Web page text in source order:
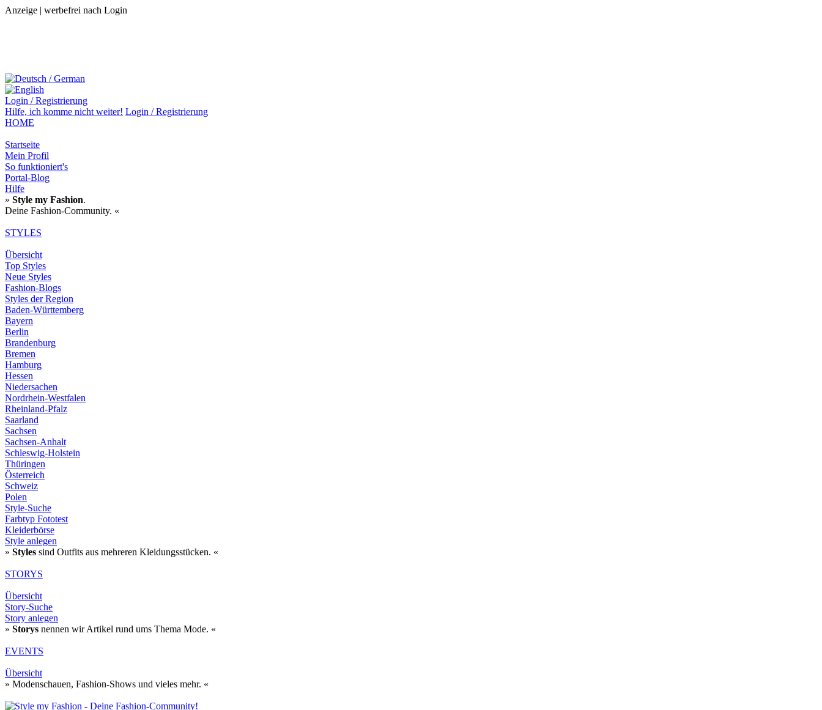
Anzeige | werbefrei nach Login
Login / Registrierung
Hilfe, ich komme nicht weiter! Login / Registrierung
HOME
Startseite
Mein Profil
So funktioniert's
Portal-Blog
Hilfe
» Style my Fashion.
Deine Fashion-Community. «
STYLES
Übersicht
Top Styles
Neue Styles
Fashion-Blogs
Styles der Region
Baden-Württemberg
Bayern
Berlin
Brandenburg
Bremen
Hamburg
Hessen
Niedersachen
Nordrhein-Westfalen
Rheinland-Pfalz
Saarland
Sachsen
Sachsen-Anhalt
Schleswig-Holstein
Thüringen
Österreich
Schweiz
Polen
Style-Suche
Farbtyp Fototest
Kleiderbörse
Style anlegen
» Styles sind Outfits aus mehreren Kleidungsstücken. «
STORYS
Übersicht
Story-Suche
Story anlegen
» Storys nennen wir Artikel rund ums Thema Mode. «
EVENTS
Übersicht
» Modenschauen, Fashion-Shows und vieles mehr. «